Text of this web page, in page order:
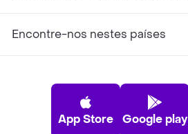
Encontre-nos nestes países
App Store Google play